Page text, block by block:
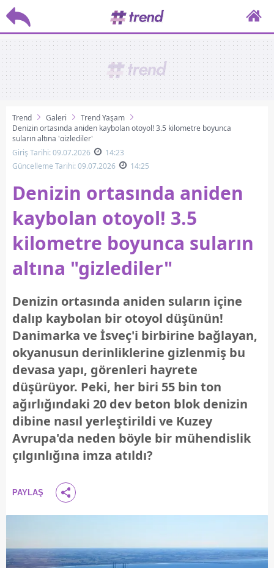
Trend Galeri
Trend Yaşam
Denizin ortasında aniden kaybolan otoyol! 3.5 kilometre boyunca
suların altına 'gizlediler'
Giriş Tarihi: 09.07.2026
14:23
Güncelleme Tarihi: 09.07.2026
14:25
Denizin ortasında aniden
kaybolan otoyol! 3.5
kilometre boyunca suların
altına "gizlediler"
Denizin ortasında aniden suların içine
dalıp kaybolan bir otoyol düşünün!
Danimarka ve İsveç'i birbirine bağlayan,
okyanusun derinliklerine gizlenmiş bu
devasa yapı, görenleri hayrete
düşürüyor. Peki, her biri 55 bin ton
ağırlığındaki 20 dev beton blok denizin
dibine nasıl yerleştirildi ve Kuzey
Avrupa'da neden böyle bir mühendislik
çılgınlığına imza atıldı?
PAYLAŞ